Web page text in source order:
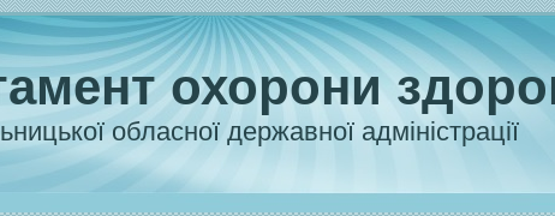
охорони
обласної державної адміністрації